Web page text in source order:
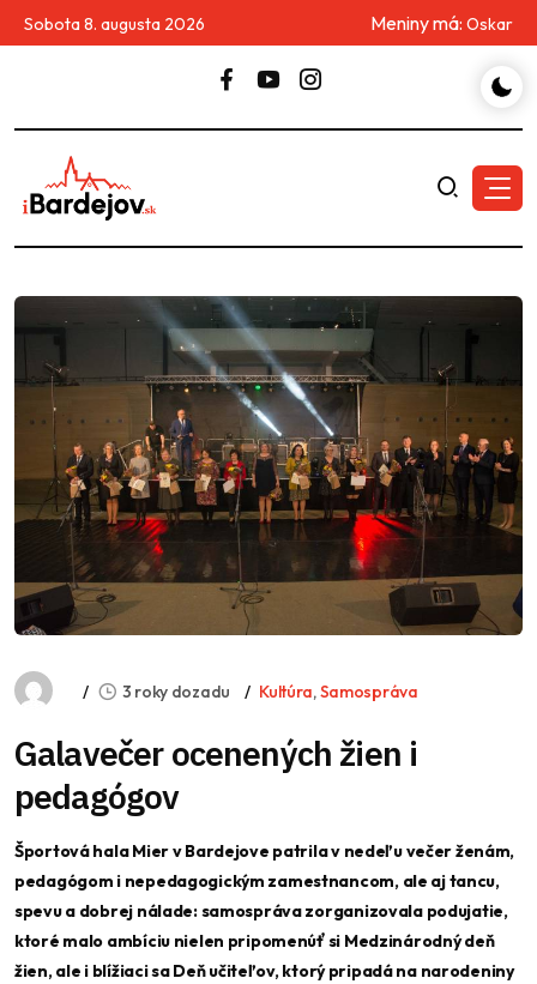
Sobota 8. augusta 2026 Meniny má: Oskar
3 roky dozadu Kultúra,Samospráva
Galavečer ocenených žien i
pedagógov
Športová hala Mier v Bardejove patrila v nedeľu večer ženám,
pedagógom i nepedagogickým zamestnancom, ale aj tancu,
spevu a dobrej nálade: samospráva zorganizovala podujatie,
ktoré malo ambíciu nielen pripomenúť si Medzinárodný deň
žien, ale i blížiaci sa Deň učiteľov, ktorý pripadá na narodeniny